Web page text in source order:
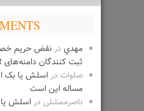
مهدي درنقض حریم
ثبت کنندگان دامنه‌های IR
صلوات دراسلش یا بک
مساله این است
ناصرممشلی دراسلش